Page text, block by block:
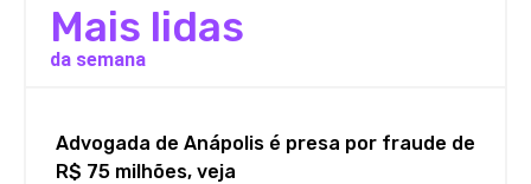
Mais lidas
da semana
Advogada de Anápolis é presa por fraude de
R$ 75 milhões, veja